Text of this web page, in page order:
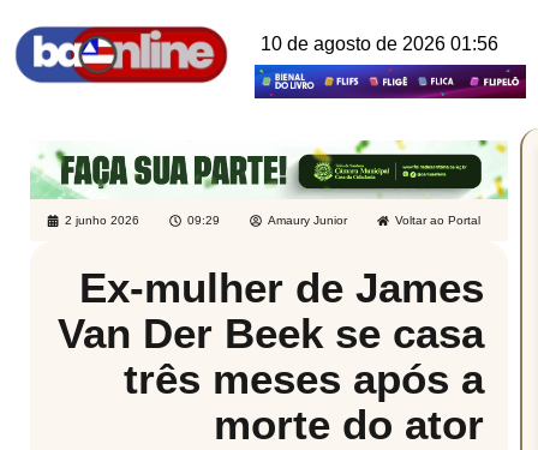
10 de agosto de 2026 01:56
2 junho 2026 09:29 Amaury Junior Voltar ao Portal
Ex-mulher de James
Van Der Beek se casa
três meses após a
morte do ator